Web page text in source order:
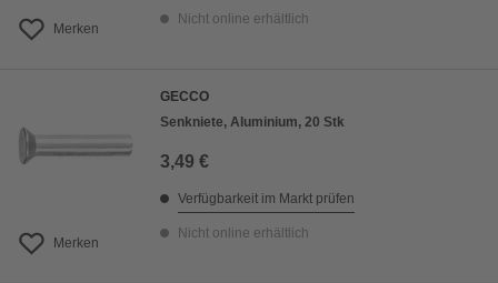
Merken
Nicht online erhältlich
Merken
GECCO
Senkniete, Aluminium, 20 Stk
3,49 €
Verfügbarkeit im Markt prüfen
Nicht online erhältlich